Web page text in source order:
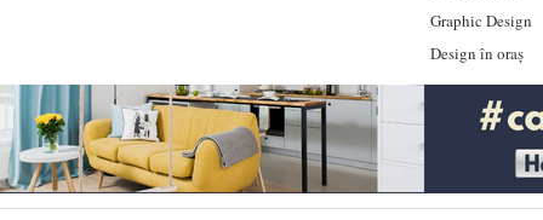
Graphic Design
Design în oraș